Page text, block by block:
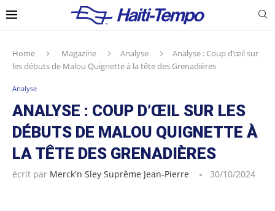
Home Magazine Analyse
Analyse : Coup d’œil sur
les débuts de Malou Quignette à la tête des Grenadières
Analyse
ANALYSE : COUP D’ŒIL SUR LES
DÉBUTS DE MALOU QUIGNETTE À
LA TÊTE DES GRENADIÈRES
écrit par Merck'n Sley Suprême Jean-Pierre 30/10/2024